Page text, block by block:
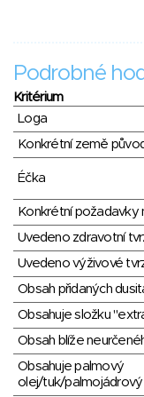
Podrobné
Kritérium
Loga
Konkrétní země
Éčka
Konkrétní požadavky
Uvedeno zdravotní
Uvedeno výživové
Obsah přidaných
Obsahuje složku
Obsah blíže
Obsahuje palmový
olej/tuk/palmojádrový